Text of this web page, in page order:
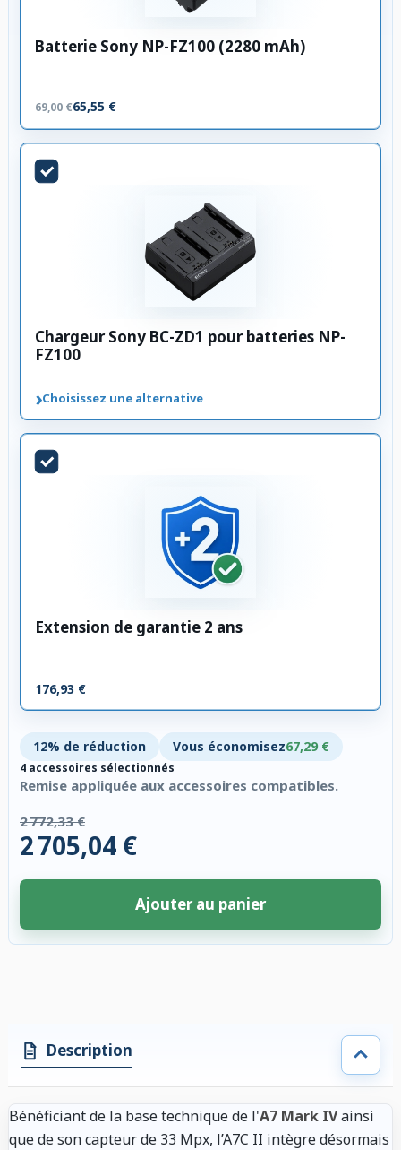
Batterie Sony NP-FZ100 (2280 mAh)
69,00 €65,55 €
Chargeur Sony BC-ZD1 pour batteries NP-
FZ100
›Choisissez une alternative
Extension de garantie 2 ans
176,93 €
12% de réduction Vous économisez67,29 €
4 accessoires sélectionnés
Remise appliquée aux accessoires compatibles.
2 772,33 €
2 705,04 €
Ajouter au panier
Description
Bénéficiant de la base technique de l'A7 Mark IVainsi
que de son capteur de 33 Mpx, l’A7C II intègre désormais